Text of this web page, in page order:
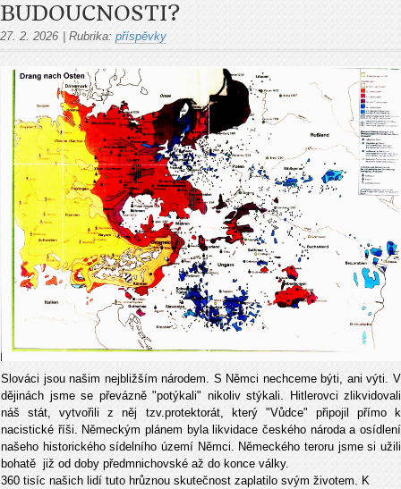
BUDOUCNOSTI?
27. 2. 2026 Rubrika: příspěvky
Slováci jsou našim nejbližším národem. S Němci nechceme býti, ani výti. V
dějinách jsme se převázně "potýkali" nikoliv stýkali. Hitlerovci z likvidovali
náš stát, vytvořili z něj tzv.protektorát, který "Vůdce" připojil přímo k
nacistické říši. Německým plánem byla likvidace českého národa a osídlení
našeho historického sídelního území Němci. Německého teroru jsme si užili
bohatě již od doby předmnichovské až do konce války.
360 tisíc našich lidí tuto hrůznou skutečnost zaplatilo svým životem. K